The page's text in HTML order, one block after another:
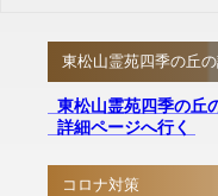
東松山霊苑四季の丘
東松山霊苑四季の丘
詳細ページへ行く
コロナ対策